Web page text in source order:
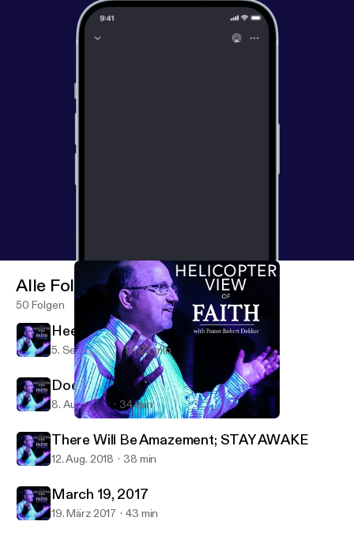
New Covenant Presbyterian Church
Alle Folgen
50 Folgen
Heed God's Call to SERVE
5. Sept. 2021 1 h 23 min
Does Age Matter
8. Aug. 2021 34 min
There Will Be Amazement; STAY AWAKE
12. Aug. 2018 38 min
March 19, 2017
19. März 2017 43 min